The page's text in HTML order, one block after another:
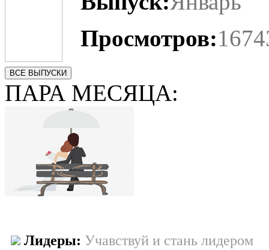
Просмотров:
ВСЕ ВЫПУСКИ
ПАРА МЕСЯЦА:
Лидеры: Учавствуй и стань лидером